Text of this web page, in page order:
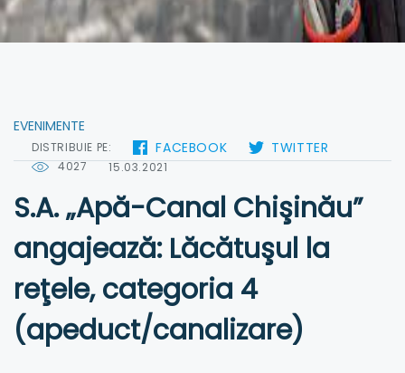
EVENIMENTE
DISTRIBUIE PE: FACEBOOK TWITTER
4027 15.03.2021
S.A. „Apă-Canal Chişinău”
angajează: Lăcătuşul la
reţele, categoria 4
(apeduct/canalizare)